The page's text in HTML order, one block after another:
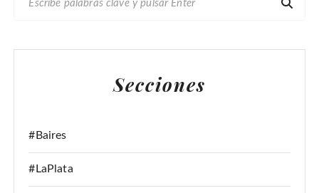
C
Secciones
#Baires
#LaPlata